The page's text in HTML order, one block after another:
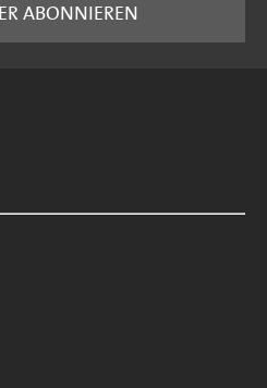
ABONNIEREN